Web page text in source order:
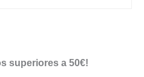
superiores a 50€!